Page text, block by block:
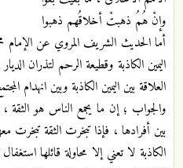
وإنْ هُمُ ذهبتْ أخلاقُهم ذهبوا
أما الحديث الشريف المروي عن الإمام
اليمين الكاذبة وقطيعة الرحم لتذران‏
العلاقة بين اليمين الكاذبة وبين انهدام
والجواب ؛ إن ما يجمع الناس هو الثقة
بين أفرادها ، فإذا تبخرت الثقة تبخرت‏
الكاذبة لا تعني إلا محاولة قائلها